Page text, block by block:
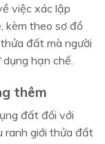
việc xác lập
kèm theo sơ đồ
đất mà người
hạn chế.
thêm
đất đối với
ranh giới thửa đất